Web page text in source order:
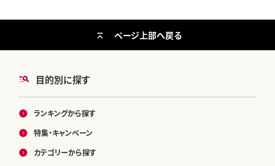
目的別に探す
ランキングから探す
特集・キャンペーン
カテゴリーから探す
ページ上部へ戻る